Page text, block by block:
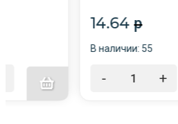
14.64 p
В наличии: 55
- +